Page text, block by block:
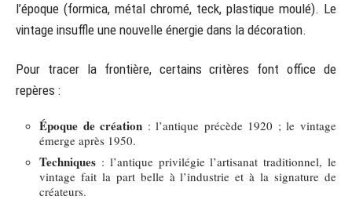
l’époque (formica, métal chromé, teck, plastique moulé). Le
vintage insuffle une nouvelle énergie dans la décoration.
Pour tracer la frontière, certains critères font office de
repères :
Époque de création : l’antique précède 1920 ; le vintage
émerge après 1950.
Techniques : l’antique privilégie l’artisanat traditionnel, le
vintage fait la part belle à l’industrie et à la signature de
créateurs.